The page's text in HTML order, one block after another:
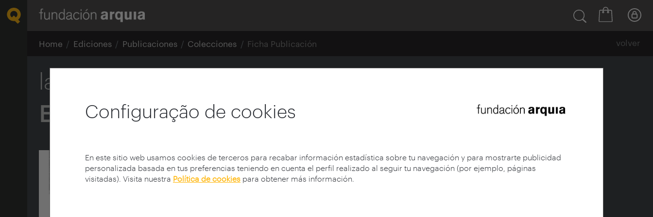
Configuração de cookies
En este sitio web usamos cookies de terceros para recabar información estadística sobre tu navegación y para mostrarte publicidad
personalizada basada en tus preferencias teniendo en cuenta el perfil realizado al seguir tu navegación (por ejemplo, páginas
visitadas). Visita nuestra Política de cookies para obtener más información.
Home Ediciones Publicaciones Colecciones Ficha Publicación volver
la cimbra 19
Escritos sobre arquitectura y arquitectos
Autor: García de Paredes, José María (1924-1990)
Prefácio: García de Paredes, Ángela (1958-)